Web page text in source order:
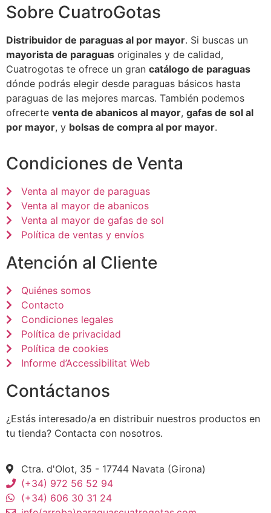
Sobre CuatroGotas
Distribuidor de paraguas al por mayor. Si buscas un
mayorista de paraguas originales y de calidad,
Cuatrogotas te ofrece un gran catálogo de paraguas
dónde podrás elegir desde paraguas básicos hasta
paraguas de las mejores marcas. También podemos
ofrecerte venta de abanicos al mayor, gafas de sol al
por mayor, y bolsas de compra al por mayor.
Condiciones de Venta
Venta al mayor de paraguas
Venta al mayor de abanicos
Venta al mayor de gafas de sol
Política de ventas y envíos
Atención al Cliente
Quiénes somos
Contacto
Condiciones legales
Política de privacidad
Política de cookies
Informe d’Accessibilitat Web
Contáctanos
¿Estás interesado/a en distribuir nuestros productos en
tu tienda? Contacta con nosotros.
Ctra. d'Olot, 35 - 17744 Navata (Girona)
(+34) 972 56 52 94
(+34) 606 30 31 24